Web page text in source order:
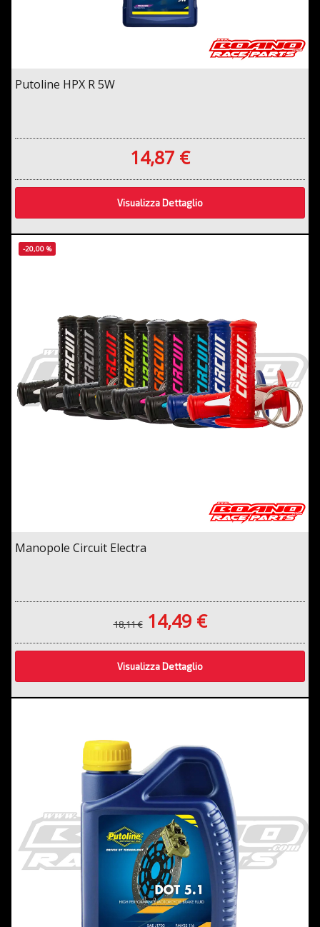
Putoline HPX R 5W
14,87 €
Visualizza Dettaglio
-20,00 %
Manopole Circuit Electra
18,11 € 14,49 €
Visualizza Dettaglio